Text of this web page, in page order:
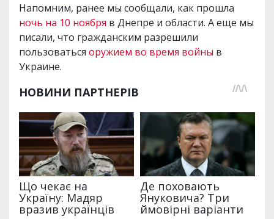
Напомним, ранее мы сообщали, как прошла
ночь на 10 ноября в Днепре и области. А еще мы
писали, что гражданским разрешили
пользоваться оружием во время войны в
Украине.